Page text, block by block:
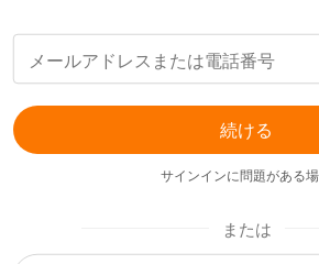
続ける
サインインに問題がある
または